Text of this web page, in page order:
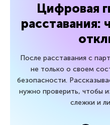
Цифровая
расставания:
После расставания с
не только о своем
безопасности.
нужно проверить, чтобы
слежки и